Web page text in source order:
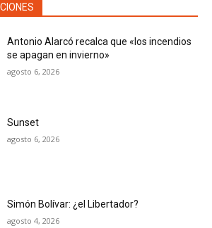
Antonio Alarcó recalca que «los incendios
se apagan en invierno»
agosto 6, 2026
Sunset
agosto 6, 2026
Simón Bolívar: ¿el Libertador?
agosto 4, 2026